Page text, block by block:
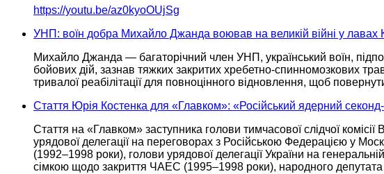
https://youtu.be/az0kyoOUjSg
УНП: воїн добра Михайло Джанда воював на великій війні у лавах
Михайло Джанда — багаторічний член УНП, український воїн,
бойових дій, зазнав тяжких закритих хребетно-спинномозкових
тривалої реабілітації для повноцінного відновлення, щоб
Стаття Юрія Костенка для «Главком»: «Російський ядерний
Стаття на «Главком» заступника голови тимчасової слідчої
урядової делегації на переговорах з Російською Федерацією у
(1992–1998 роки), голови урядової делегації України на генеральній
сімкою щодо закриття ЧАЕС (1995–1998 роки), народного депутата